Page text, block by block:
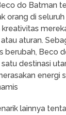
do Batman
orang di
kreativitas
aturan.
berubah, Beco
destinasi
energi
lainnya